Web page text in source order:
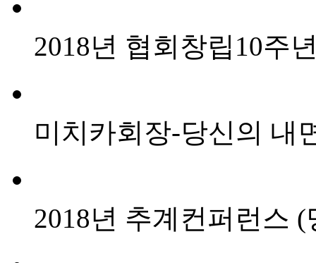
2018년 협회창립10주
미치카회장-당신의 내
2018년 추계컨퍼런스